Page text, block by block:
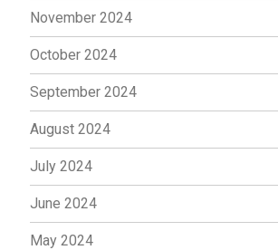
November 2024
October 2024
September 2024
August 2024
July 2024
June 2024
May 2024